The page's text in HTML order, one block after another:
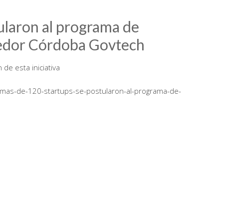
al programa de
Córdoba Govtech
de esta iniciativa
de-120-startups-se-postularon-al-programa-de-